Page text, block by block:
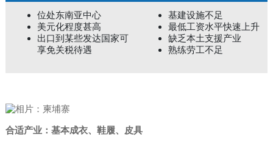
位处东南亚中心
美元化程度甚高
出口到某些发达国家可
享免关税待遇
基建设施不足
最低工资水平快速上升
缺乏本土支援产业
熟练劳工不足
合适产业：基本成衣、鞋履、皮具